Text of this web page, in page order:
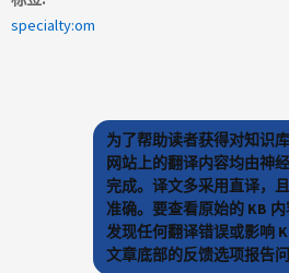
specialty:om
为了帮助读者获得对知识
网站上的翻译内容均由神
完成。译文多采用直译，
准确。要查看原始的 KB
发现任何翻译错误或影响
文章底部的反馈选项报告问